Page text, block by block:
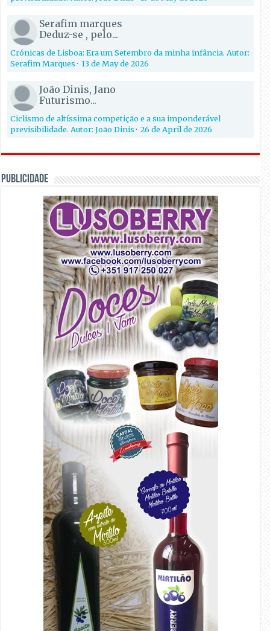
Serafim marques
Deduz-se , pelo...
Crónicas de Lisboa: Era um Setembro da minha infância. Autor:
Serafim Marques·13 de May de 2026
João Dinis, Jano
Futurismo...
Ciclismo de altíssima competição e a sua imponderável
previsibilidade. Autor: João Dinis·26 de April de 2026
PUBLICIDADE